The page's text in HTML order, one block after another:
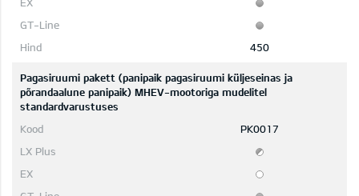
450
Pagasiruumi pakett (panipaik pagasiruumi küljeseinas ja
põrandaalune panipaik) MHEV-mootoriga mudelitel
standardvarustuses
PK0017